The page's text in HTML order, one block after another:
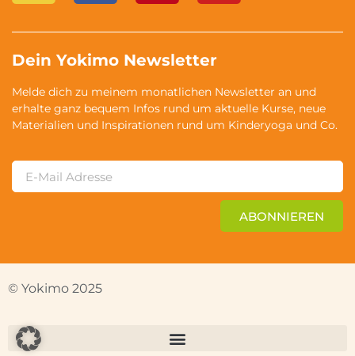
Dein Yokimo Newsletter
Melde dich zu meinem monatlichen Newsletter an und
erhalte ganz bequem Infos rund um aktuelle Kurse, neue
Materialien und Inspirationen rund um Kinderyoga und Co.
ABONNIEREN
© Yokimo 2025